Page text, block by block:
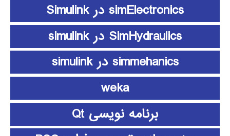
simElectronics در Simulink
SimHydraulics در simulink
simmehanics در simulink
weka
برنامه نویسی Qt